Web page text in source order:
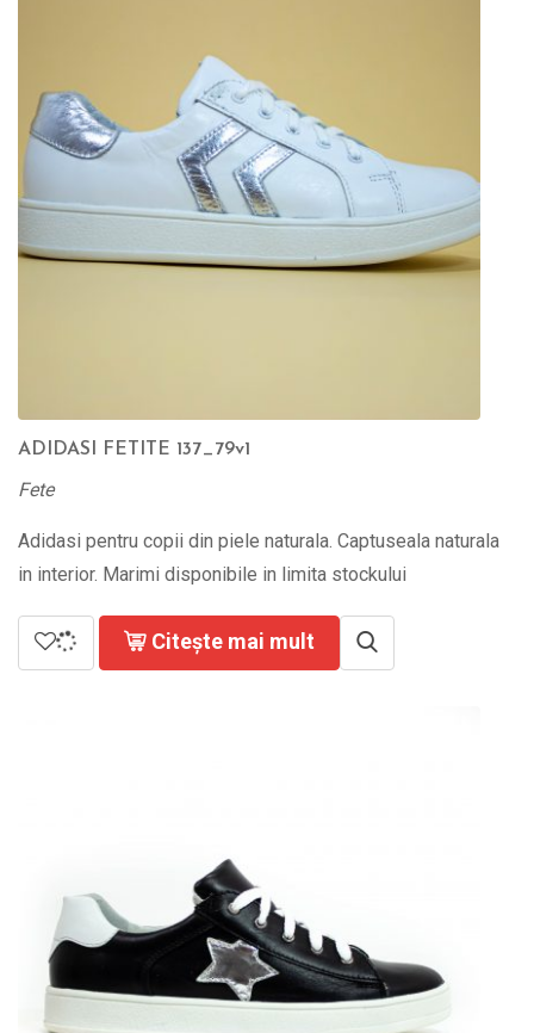
ADIDASI FETITE 137_79v1
Fete
Adidasi pentru copii din piele naturala. Captuseala naturala
in interior. Marimi disponibile in limita stockului
Citește mai mult